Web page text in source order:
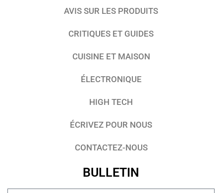
AVIS SUR LES PRODUITS
CRITIQUES ET GUIDES
CUISINE ET MAISON
ÉLECTRONIQUE
HIGH TECH
ÉCRIVEZ POUR NOUS
CONTACTEZ-NOUS
BULLETIN